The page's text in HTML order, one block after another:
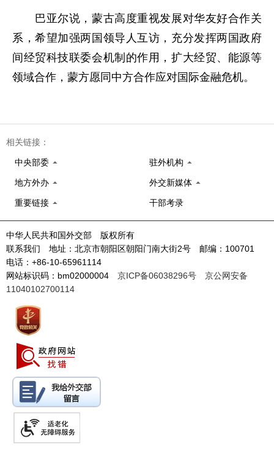
巴亚尔说，蒙古高度重视发展对华友好合作关
系，希望加强两国领导人互访，充分发挥两国政府
间经贸科技联委会机制的作用，扩大经贸、能源等
领域合作，蒙方愿同中方合作应对国际金融危机。
相关链接：
中央部委 驻外机构
地方外办 外交新媒体
重要链接 干部考录
中华人民共和国外交部 版权所有
联系我们 地址：北京市朝阳区朝阳门南大街2号 邮编：100701
电话：+86-10-65961114
网站标识码：bm02000004 京ICP备06038296号
京公网安备
11040102700114